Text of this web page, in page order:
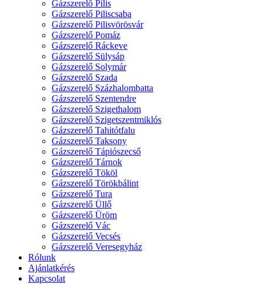
Gázszerelő Pilis
Gázszerelő Piliscsaba
Gázszerelő Pilisvörösvár
Gázszerelő Pomáz
Gázszerelő Ráckeve
Gázszerelő Sülysáp
Gázszerelő Solymár
Gázszerelő Szada
Gázszerelő Százhalombatta
Gázszerelő Szentendre
Gázszerelő Szigethalom
Gázszerelő Szigetszentmiklós
Gázszerelő Tahitótfalu
Gázszerelő Taksony
Gázszerelő Tápiószecső
Gázszerelő Tárnok
Gázszerelő Tököl
Gázszerelő Törökbálint
Gázszerelő Tura
Gázszerelő Üllő
Gázszerelő Üröm
Gázszerelő Vác
Gázszerelő Vecsés
Gázszerelő Veresegyház
Rólunk
Ajánlatkérés
Kapcsolat